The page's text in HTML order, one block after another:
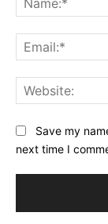
Save my
next time I